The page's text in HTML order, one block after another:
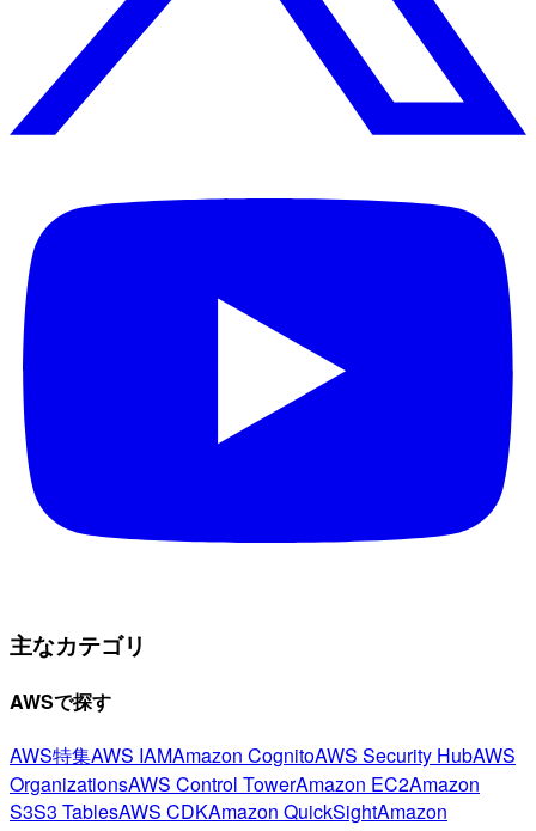
主なカテゴリ
AWSで探す
AWS特集AWS IAMAmazon CognitoAWS Security HubAWS
OrganizationsAWS Control TowerAmazon EC2Amazon
S3S3 TablesAWS CDKAmazon QuickSightAmazon